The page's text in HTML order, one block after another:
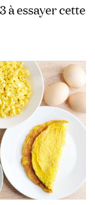
à essayer cette